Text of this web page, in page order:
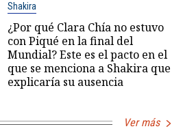
Shakira
¿Por qué Clara Chía no estuvo
con Piqué en la final del
Mundial? Este es el pacto en el
que se menciona a Shakira que
explicaría su ausencia
Ver más